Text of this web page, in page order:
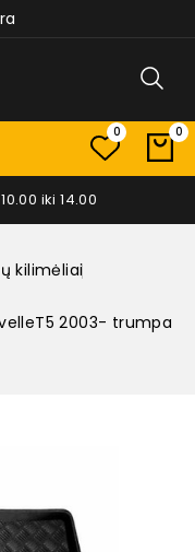
0 0
iki 14.00
kilimėliai
2003- trumpa